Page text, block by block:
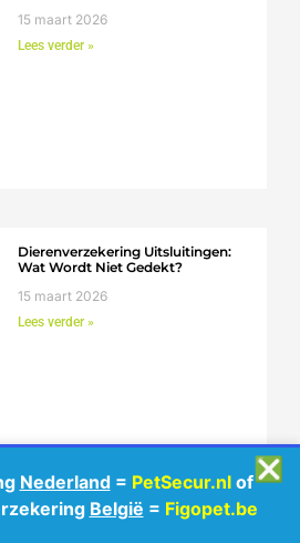
15 maart 2026
Lees verder »
Dierenverzekering Uitsluitingen:
Wat Wordt Niet Gedekt?
15 maart 2026
Lees verder »
❎
Nederland= PetSecur.nlof
België = Figopet.be